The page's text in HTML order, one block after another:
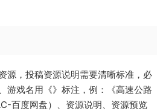
源，投稿资源说明需要清晰标准，必
游戏名用《》标注，例：《高速公路
百度网盘）、资源说明、资源预览